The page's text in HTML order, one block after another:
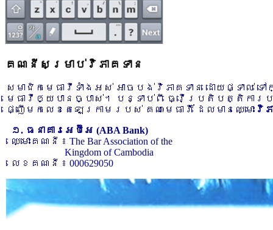
គណនីសម្រាប់វិភាគទាន
សមាជិកមេធាវីទាំងអស់ អាចបង់វិភាគទាន ដោយផ្ទាល់
មេធាវីឲ្យបានច្បាស់។ បន្ទាប់ពី ធ្វើប្រតិបត្តិកា
ផ្ញើមកលេខតេឡេក្រាមរបស់ គណៈមេធាវី ដែលមានឈ្មោះ វិភ
១. ធនាគារអេប៊ីអេ (ABA Bank)
ឈ្មោះគណនី ៖ The Bar Association of the
Kingdom of Cambodia
លេខគណនី ៖ 000629050